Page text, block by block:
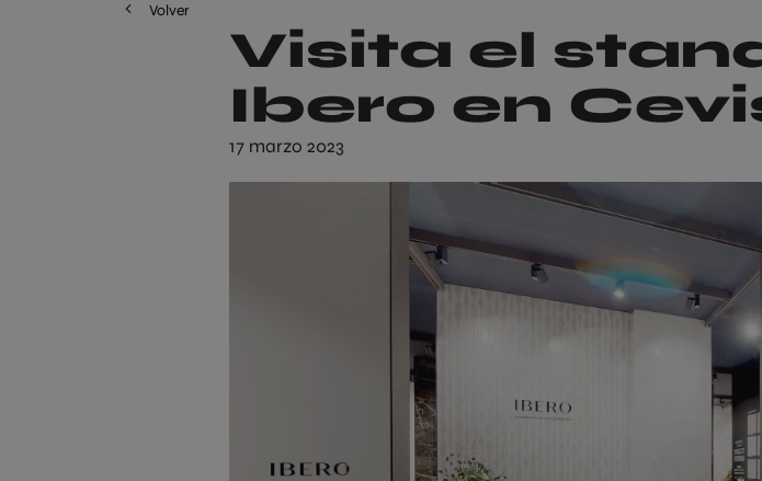
Volver
Visita el
Ibero en
17 marzo 2023